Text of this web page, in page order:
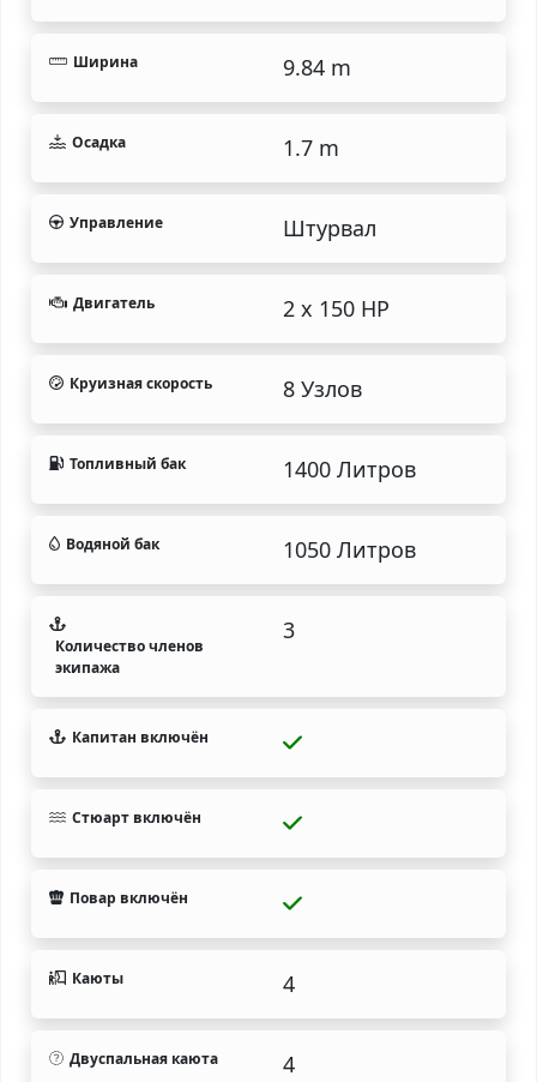
Ширина 9.84 m
Осадка 1.7 m
Управление Штурвал
Двигатель 2 x 150 HP
Круизная скорость 8 Узлов
Топливный бак 1400 Литров
Водяной бак 1050 Литров
Количество членов
экипажа
3
Капитан включён
Стюарт включён
Повар включён
Каюты 4
Двуспальная каюта 4